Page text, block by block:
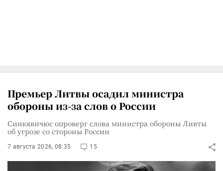
Премьер Литвы осадил министра
обороны из-за слов о России
Синкявичюс опроверг слова министра обороны Ливты
об угрозе со стороны России
7 августа 2026, 08:35 15